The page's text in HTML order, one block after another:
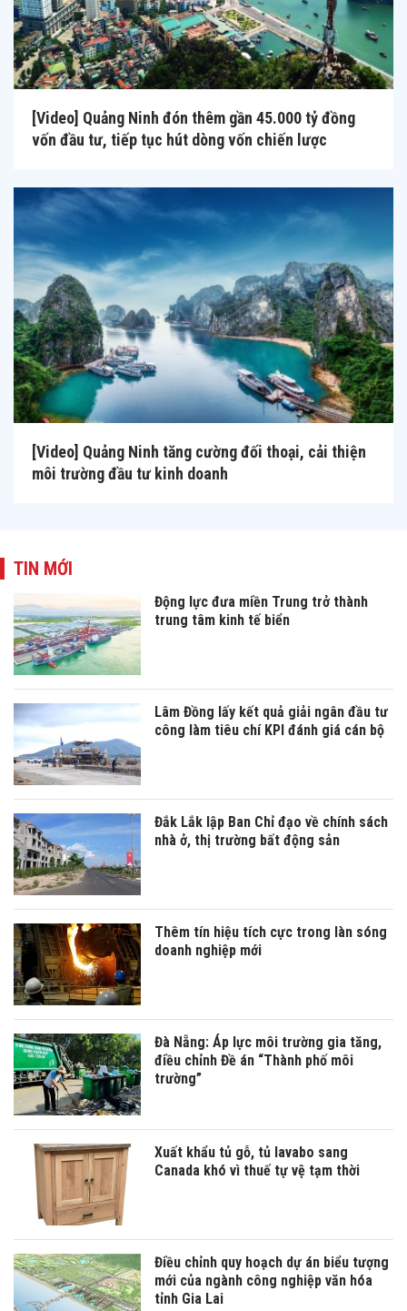
[Video] Quảng Ninh đón thêm gần 45.000 tỷ đồng
vốn đầu tư, tiếp tục hút dòng vốn chiến lược
[Video] Quảng Ninh tăng cường đối thoại, cải thiện
môi trường đầu tư kinh doanh
TIN MỚI
Động lực đưa miền Trung trở thành
trung tâm kinh tế biển
Lâm Đồng lấy kết quả giải ngân đầu tư
công làm tiêu chí KPI đánh giá cán bộ
Đắk Lắk lập Ban Chỉ đạo về chính sách
nhà ở, thị trường bất động sản
Thêm tín hiệu tích cực trong làn sóng
doanh nghiệp mới
Đà Nẵng: Áp lực môi trường gia tăng,
điều chỉnh Đề án “Thành phố môi
trường”
Xuất khẩu tủ gỗ, tủ lavabo sang
Canada khó vì thuế tự vệ tạm thời
Điều chỉnh quy hoạch dự án biểu tượng
mới của ngành công nghiệp văn hóa
tỉnh Gia Lai